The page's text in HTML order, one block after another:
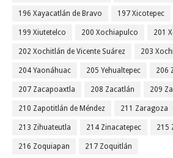
196 Xayacatlán de Bravo 197 Xicotepec
199 Xiutetelco 200 Xochiapulco 201
202 Xochitlán de Vicente Suárez 203
204 Yaonáhuac 205 Yehualtepec 206
207 Zacapoaxtla 208 Zacatlán 209
210 Zapotitlán de Méndez 211 Zaragoza
213 Zihuateutla 214 Zinacatepec 215
216 Zoquiapan 217 Zoquitlán